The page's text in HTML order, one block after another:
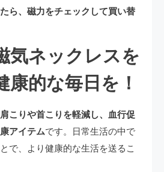
たら、磁力をチェックして買い替
気ネックレスを
康的な毎日を！
肩こりや首こりを軽減し、血行促
アイテムです。日常生活の中で
で、より健康的な生活を送るこ